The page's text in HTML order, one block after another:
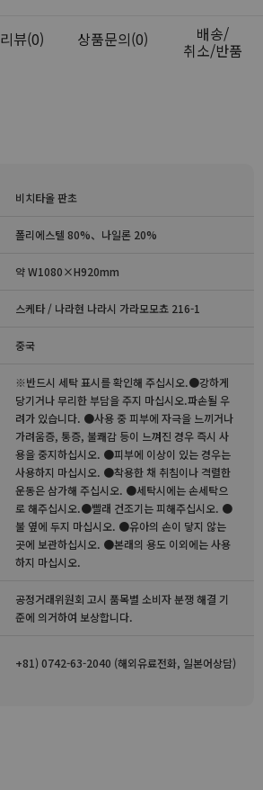
리뷰(0) 상품문의(0) 배송/
취소/반품
비치타올 판초
폴리에스텔 80%、나일론 20%
약 W1080×H920mm
스케타 / 나라현 나라시 가라모모쵸 216-1
중국
※반드시 세탁 표시를 확인해 주십시오.●강하게
당기거나 무리한 부담을 주지 마십시오.파손될 우
려가 있습니다. ●사용 중 피부에 자극을 느끼거나
가려움증, 통증, 불쾌감 등이 느껴진 경우 즉시 사
용을 중지하십시오. ●피부에 이상이 있는 경우는
사용하지 마십시오. ●착용한 채 취침이나 격렬한
운동은 삼가해 주십시오. ●세탁시에는 손세탁으
로 해주십시오.●빨래 건조기는 피해주십시오. ●
불 옆에 두지 마십시오. ●유아의 손이 닿지 않는
곳에 보관하십시오. ●본래의 용도 이외에는 사용
하지 마십시오.
공정거래위원회 고시 품목별 소비자 분쟁 해결 기
준에 의거하여 보상합니다.
+81) 0742-63-2040 (해외유료전화, 일본어상담)